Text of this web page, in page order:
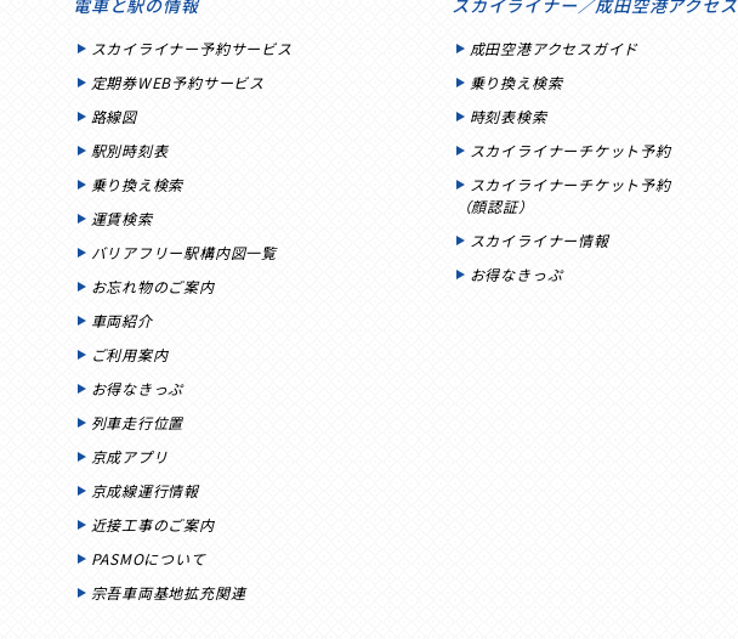
電車と駅の情報
スカイライナー予約サービス
定期券WEB予約サービス
路線図
駅別時刻表
乗り換え検索
運賃検索
バリアフリー駅構内図一覧
お忘れ物のご案内
車両紹介
ご利用案内
お得なきっぷ
列車走行位置
京成アプリ
京成線運行情報
近接工事のご案内
PASMOについて
宗吾車両基地拡充関連
スカイライナー／成田空港アクセス
成田空港アクセスガイド
乗り換え検索
時刻表検索
スカイライナーチケット予約
スカイライナーチケット予約
（顔認証）
スカイライナー情報
お得なきっぷ